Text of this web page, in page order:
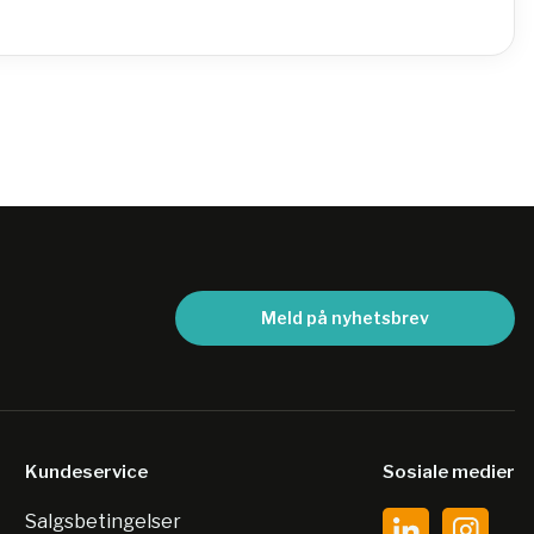
Meld på nyhetsbrev
Kundeservice
Salgsbetingelser
Sosiale medier